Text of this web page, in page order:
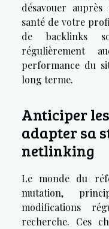
désavouer
santé de votre
de backlinks
régulièrement
performance du
long terme.
Anticiper
adapter sa
netlinking
Le monde du
mutation,
modifications
recherche. Ces